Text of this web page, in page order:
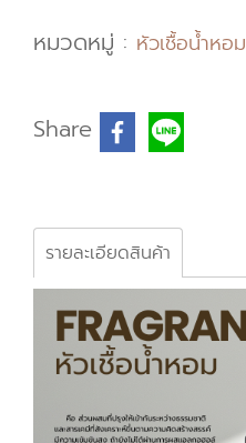
หมวดหมู่ : หัวเชื้อน้ำหอม
Share
รายละเอียดสินค้า